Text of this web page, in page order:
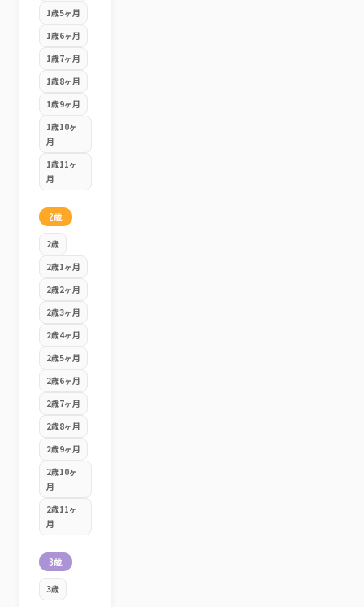
1歳5ヶ月
1歳6ヶ月
1歳7ヶ月
1歳8ヶ月
1歳9ヶ月
1歳10ヶ
月
1歳11ヶ
月
2歳
2歳
2歳1ヶ月
2歳2ヶ月
2歳3ヶ月
2歳4ヶ月
2歳5ヶ月
2歳6ヶ月
2歳7ヶ月
2歳8ヶ月
2歳9ヶ月
2歳10ヶ
月
2歳11ヶ
月
3歳
3歳